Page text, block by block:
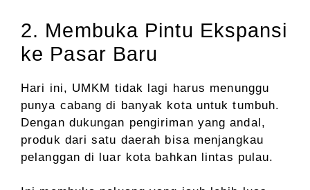
2. Membuka Pintu Ekspansi
ke Pasar Baru
Hari ini, UMKM tidak lagi harus menunggu
punya cabang di banyak kota untuk tumbuh.
Dengan dukungan pengiriman yang andal,
produk dari satu daerah bisa menjangkau
pelanggan di luar kota bahkan lintas pulau.